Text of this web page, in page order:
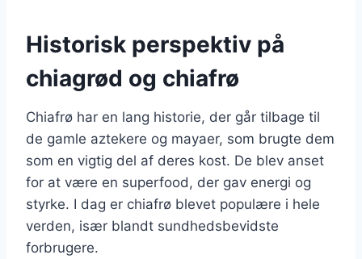
Historisk perspektiv på
chiagrød og chiafrø
Chiafrø har en lang historie, der går tilbage til
de gamle aztekere og mayaer, som brugte dem
som en vigtig del af deres kost. De blev anset
for at være en superfood, der gav energi og
styrke. I dag er chiafrø blevet populære i hele
verden, især blandt sundhedsbevidste
forbrugere.